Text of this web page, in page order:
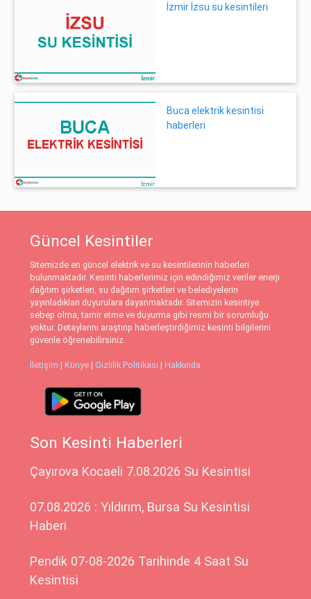
İzmir İzsu su kesintileri
Buca elektrik kesintisi
haberleri
Güncel Kesintiler
Sitemizde en güncel elektrik ve su kesintilerinin haberleri
bulunmaktadır. Kesinti haberlerimiz için edindiğimiz veriler enerji
dağıtım şirketleri, su dağıtım şirketleri ve belediyelerin
yayınladıkları duyurulara dayanmaktadır. Sitemizin kesintiye
sebep olma, tamir etme ve duyurma gibi resmi bir sorumluğu
yoktur. Detaylarını araştırıp haberleştirdiğimiz kesinti bilgilerini
güvenle öğrenebilirsiniz.
İletişim | Künye | Gizlilik Politikası | Hakkında
Son Kesinti Haberleri
Çayırova Kocaeli 7.08.2026 Su Kesintisi
07.08.2026 : Yıldırım, Bursa Su Kesintisi
Haberi
Pendik 07-08-2026 Tarihinde 4 Saat Su
Kesintisi